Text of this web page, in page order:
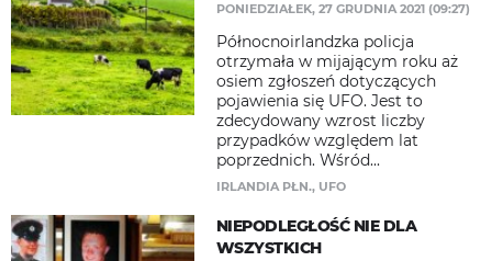
PONIEDZIAŁEK, 27 GRUDNIA 2021 (09:27)
Północnoirlandzka policja
otrzymała w mijającym roku aż
osiem zgłoszeń dotyczących
pojawienia się UFO. Jest to
zdecydowany wzrost liczby
przypadków względem lat
poprzednich. Wśród...
IRLANDIA PŁN., UFO
NIEPODLEGŁOŚĆ NIE DLA
WSZYSTKICH